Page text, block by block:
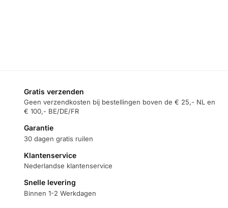
Gratis verzenden
Geen verzendkosten bij bestellingen boven de € 25,- NL en
€ 100,- BE/DE/FR
Garantie
30 dagen gratis ruilen
Klantenservice
Nederlandse klantenservice
Snelle levering
Binnen 1-2 Werkdagen